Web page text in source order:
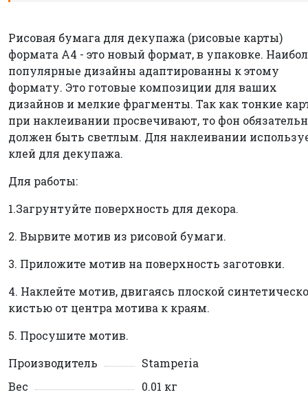
Рисовая бумага для декупажа (рисовые карты)
формата А4 - это новый формат, в упаковке.
популярные дизайны адаптированны к этому
формату. Это готовые композиции для ваших
дизайнов и мелкие фрагменты. Так как тонкие
при наклеивании просвечивают, то фон
должен быть светлым. Для наклеивании
клей для декупажа.
Для работы:
1.Загрунтуйте поверхность для декора.
2. Вырвите мотив из рисовой бумаги.
3. Приложите мотив на поверхность заготовки.
4. Наклейте мотив, двигаясь плоской
кистью от центра мотива к краям.
5. Просушите мотив.
Производитель
Stamperia
Вес
0.01 кг